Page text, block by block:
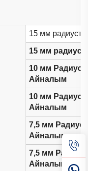
15 мм
15 мм
10 мм
Айналым
10 мм
Айналым
7,5 мм
Айналым
7,5 мм
Айналым